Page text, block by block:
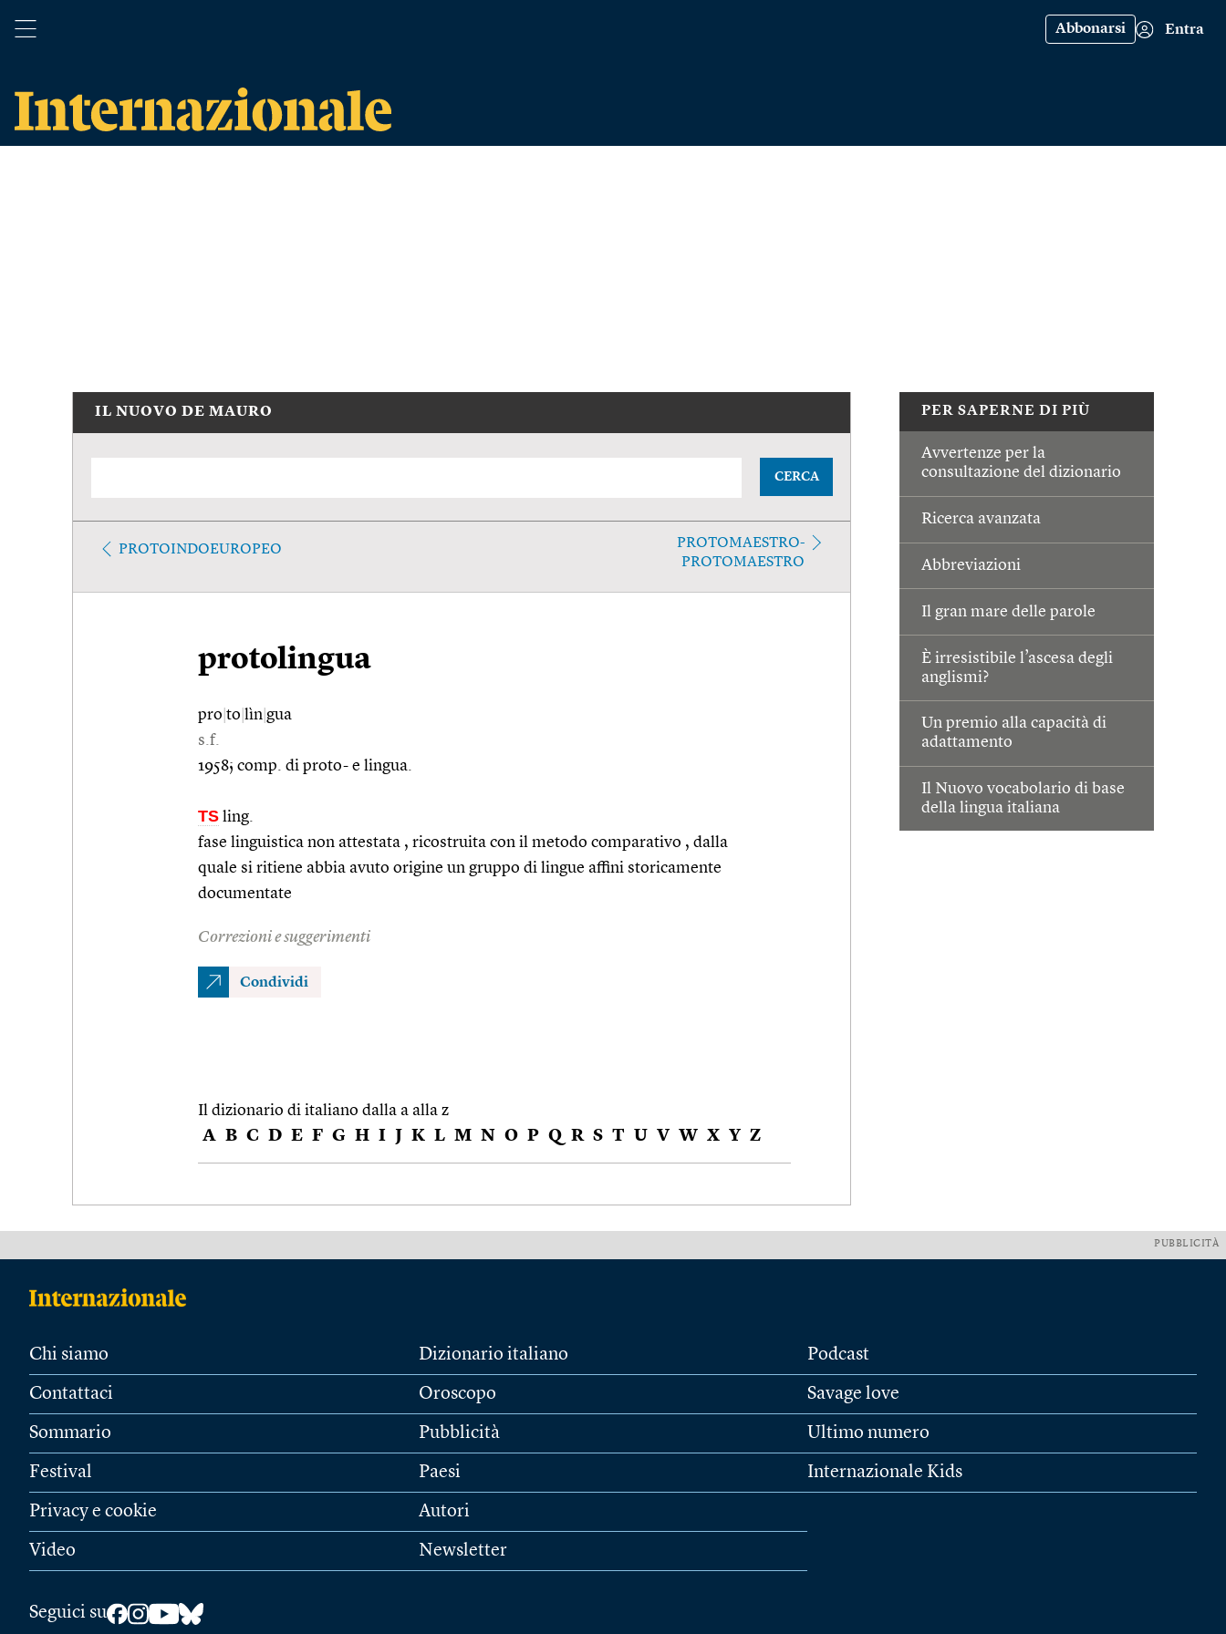
Abbonarsi Entra
PER SAPERNE DI PIÙ
Avvertenze per la
consultazione del dizionario
Ricerca avanzata
Abbreviazioni
Il gran mare delle parole
È irresistibile l’ascesa degli
anglismi?
Un premio alla capacità di
adattamento
Il Nuovo vocabolario di base
della lingua italiana
IL NUOVO DE MAURO
CERCA
PROTOINDOEUROPEO
PROTOMAESTRO-
PROTOMAESTRO
protolingua
pro to lìn gua
s.f.
1958; comp. di proto- e lingua.
TS ling.
fase linguistica non attestata , ricostruita con il metodo comparativo , dalla
quale si ritiene abbia avuto origine un gruppo di lingue affini storicamente
documentate
Correzioni e suggerimenti
Condividi
Il dizionario di italiano dalla a alla z
A B C D E F G H I J K L M N O P Q R S T U V W X Y Z
PUBBLICITÀ
Chi siamo
Contattaci
Sommario
Festival
Privacy e cookie
Video
Dizionario italiano
Oroscopo
Pubblicità
Paesi
Autori
Newsletter
Podcast
Savage love
Ultimo numero
Internazionale Kids
Seguici su